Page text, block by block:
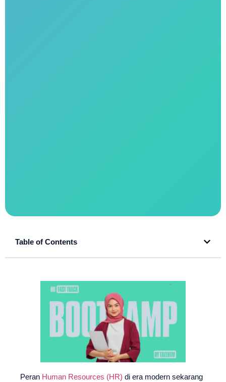
Table of Contents
Peran Human Resources (HR) di era modern sekarang